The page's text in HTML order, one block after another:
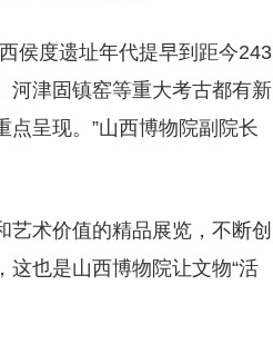
侯度遗址年代提早到距今243
河津固镇窑等重大考古都有新
呈现。”山西博物院副院长
术价值的精品展览，不断创
也是山西博物院让文物“活